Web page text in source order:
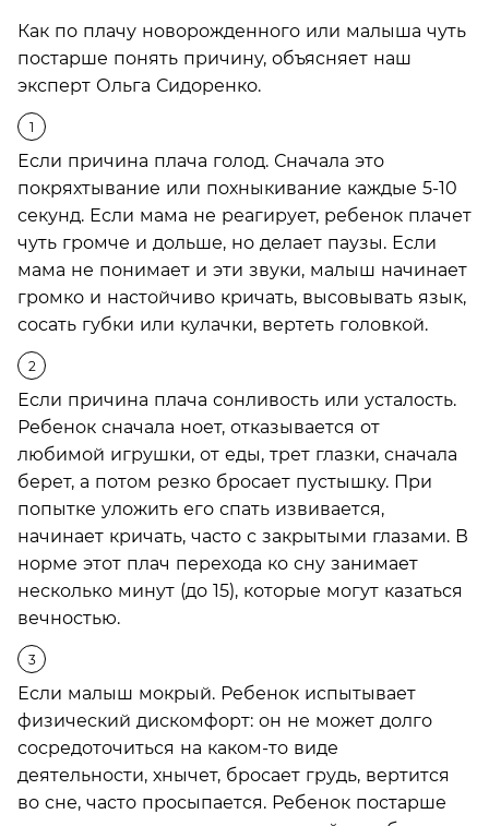
Как по плачу новорожденного или малыша чуть
постарше понять причину, объясняет наш
эксперт Ольга Сидоренко.
Если причина плача голод. Сначала это
покряхтывание или похныкивание каждые 5-10
секунд. Если мама не реагирует, ребенок плачет
чуть громче и дольше, но делает паузы. Если
мама не понимает и эти звуки, малыш начинает
громко и настойчиво кричать, высовывать язык,
сосать губки или кулачки, вертеть головкой.
Если причина плача сонливость или усталость.
Ребенок сначала ноет, отказывается от
любимой игрушки, от еды, трет глазки, сначала
берет, а потом резко бросает пустышку. При
попытке уложить его спать извивается,
начинает кричать, часто с закрытыми глазами. В
норме этот плач перехода ко сну занимает
несколько минут (до 15), которые могут казаться
вечностью.
Если малыш мокрый. Ребенок испытывает
физический дискомфорт: он не может долго
сосредоточиться на каком-то виде
деятельности, хнычет, бросает грудь, вертится
во сне, часто просыпается. Ребенок постарше